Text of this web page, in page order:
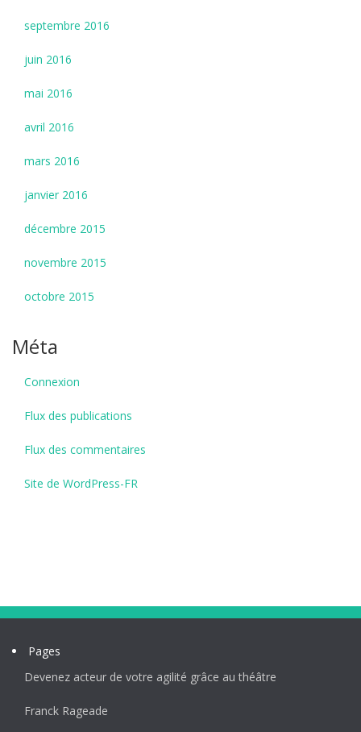
septembre 2016
juin 2016
mai 2016
avril 2016
mars 2016
janvier 2016
décembre 2015
novembre 2015
octobre 2015
Méta
Connexion
Flux des publications
Flux des commentaires
Site de WordPress-FR
Pages
Devenez acteur de votre agilité grâce au théâtre
Franck Rageade